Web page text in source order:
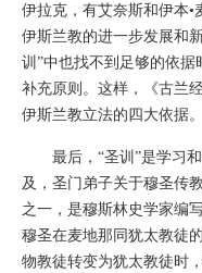
伊拉克，有艾奈斯和伊本•
伊斯兰教的进一步发展和
训”中也找不到足够的依据
补充原则。这样，《古兰
伊斯兰教立法的四大依据。
最后，“圣训”是学习和
及，圣门弟子关于穆圣传
之一，是穆斯林史学家编
穆圣在麦地那同犹太教徒
物教徒转变为犹太教徒时